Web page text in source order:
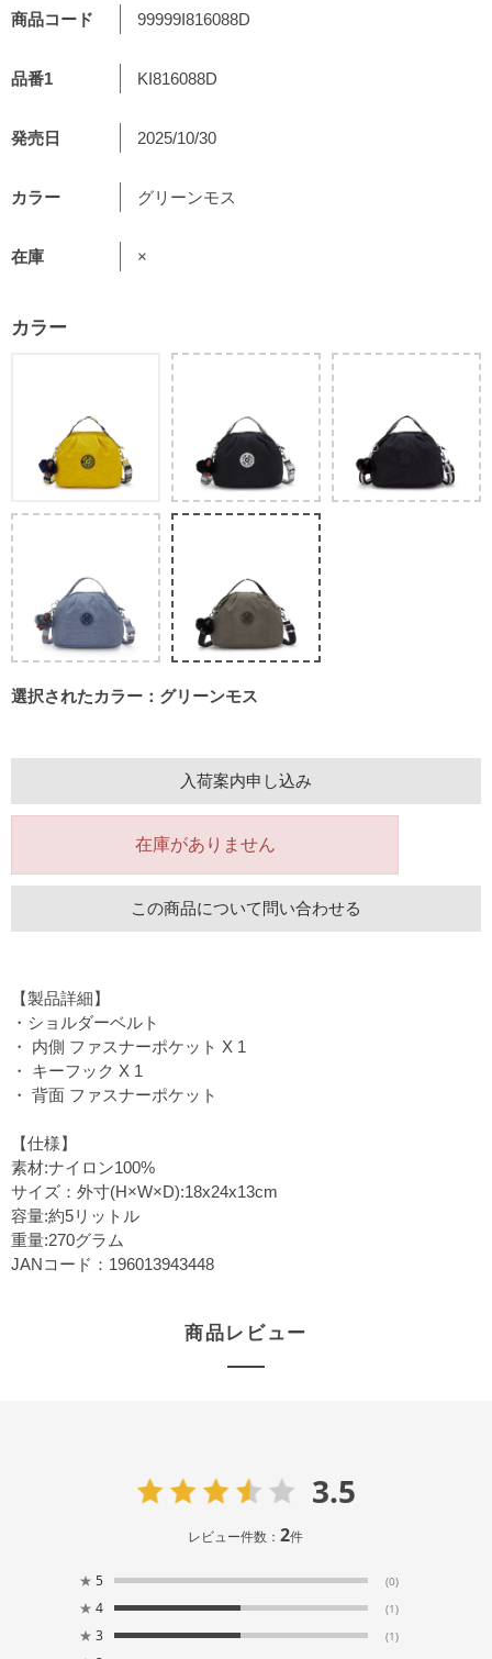
商品コード 99999I816088D
品番1 KI816088D
発売日 2025/10/30
カラー グリーンモス
在庫 ×
カラー
選択されたカラー：グリーンモス
入荷案内申し込み
在庫がありません
この商品について問い合わせる
【製品詳細】
・ショルダーベルト
・ 内側 ファスナーポケット X 1
・ キーフック X 1
・ 背面 ファスナーポケット
【仕様】
素材:ナイロン100%
サイズ：外寸(H×W×D):18x24x13cm
容量:約5リットル
重量:270グラム
JANコード：196013943448
商品レビュー
3.5
レビュー件数：2件
★ 5 (0)
★ 4 (1)
★ 3 (1)